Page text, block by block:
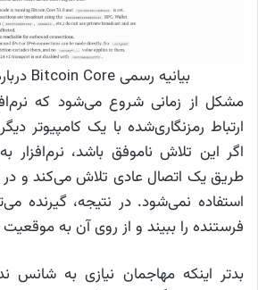
بیانیه رسمی Bitcoin Core درباره باگ امنیتی
مشکل از زمانی شروع می‌شود که
ارتباط رمزنگاری‌شده با یک کامپیوتر
اگر این تلاش ناموفق باشد، نرم‌افزار
طریق یک اتصال عادی تلاش می‌کند و در
فرستنده را ببیند و از روی آن به موقعیت
بدتر اینکه مهاجمان نیازی به شانس